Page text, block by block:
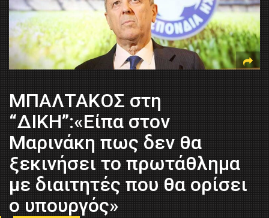
ΜΠΑΛΤΑΚΟΣ στη
“ΔΙΚΗ”:«Είπα στον
Μαρινάκη πως δεν θα
ξεκινήσει το πρωτάθλημα
με διαιτητές που θα ορίσει
ο υπουργός»